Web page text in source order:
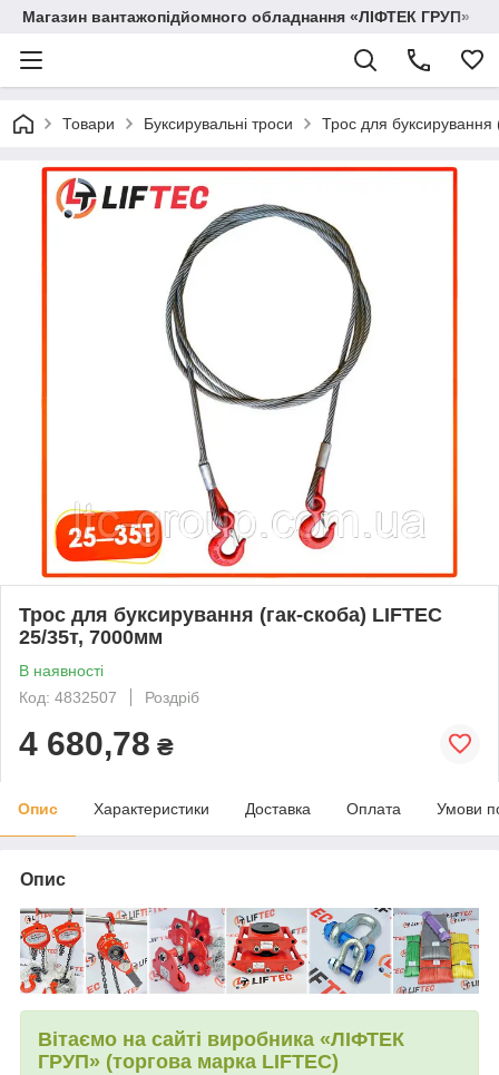
Магазин вантажопідйомного обладнання «ЛІФТЕК ГРУП»
Товари Буксирувальні троси Трос для
Трос для буксирування (гак-скоба) LIFTEC
25/35т, 7000мм
В наявності
Код: 4832507
Роздріб
4 680,78 ₴
Опис Характеристики Доставка Оплата Умови
Опис
Вітаємо на сайті виробника «ЛІФТЕК
ГРУП» (торгова марка LIFTEC)